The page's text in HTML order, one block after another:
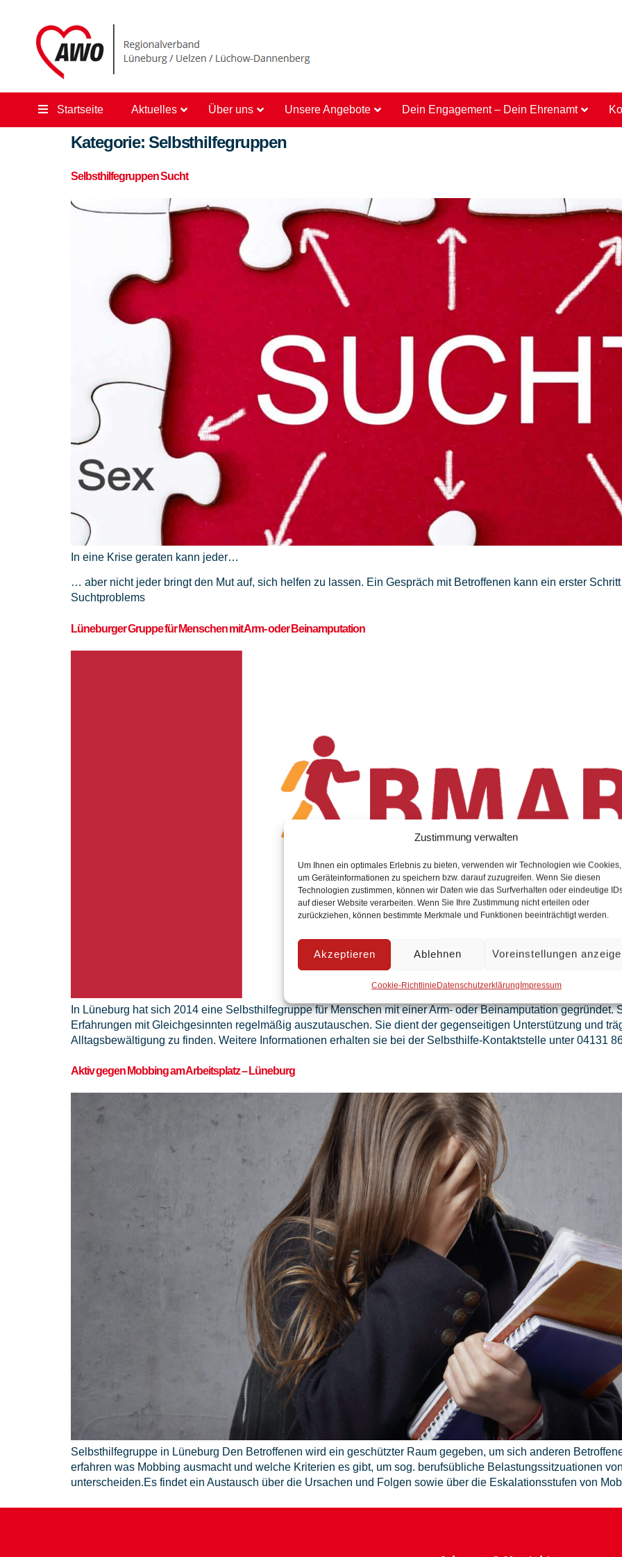
Zustimmung verwalten
Um Ihnen ein optimales Erlebnis zu bieten, verwenden wir Technologien wie Cookies,
um Geräteinformationen zu speichern bzw. darauf zuzugreifen. Wenn Sie diesen
Technologien zustimmen, können wir Daten wie das Surfverhalten oder eindeutige
auf dieser Website verarbeiten. Wenn Sie Ihre Zustimmung nicht erteilen oder
zurückziehen, können bestimmte Merkmale und Funktionen beeinträchtigt werden.
Akzeptieren Ablehnen Voreinstellungen
Cookie-RichtlinieDatenschutzerklärungImpressum
Startseite Aktuelles Über uns Unsere Angebote Dein Engagement – Dein Ehrenamt
Kategorie: Selbsthilfegruppen
Selbsthilfegruppen Sucht
In eine Krise geraten kann jeder…
… aber nicht jeder bringt den Mut auf, sich helfen zu lassen. Ein Gespräch mit Betroffenen kann ein erster
Suchtproblems
Lüneburger Gruppe für Menschen mit Arm- oder Beinamputation
In Lüneburg hat sich 2014 eine Selbsthilfegruppe für Menschen mit einer Arm- oder Beinamputation gegründet.
Erfahrungen mit Gleichgesinnten regelmäßig auszutauschen. Sie dient der gegenseitigen Unterstützung und
Alltagsbewältigung zu finden. Weitere Informationen erhalten sie bei der Selbsthilfe-Kontaktstelle unter 04131
Aktiv gegen Mobbing am Arbeitsplatz – Lüneburg
Selbsthilfegruppe in Lüneburg Den Betroffenen wird ein geschützter Raum gegeben, um sich anderen
erfahren was Mobbing ausmacht und welche Kriterien es gibt, um sog. berufsübliche Belastungssitzuationen
unterscheiden.Es findet ein Austausch über die Ursachen und Folgen sowie über die Eskalationsstufen von